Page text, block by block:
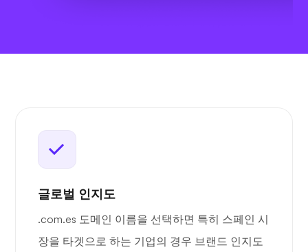
글로벌 인지도
.com.es 도메인 이름을 선택하면 특히 스페인 시
장을 타겟으로 하는 기업의 경우 브랜드 인지도